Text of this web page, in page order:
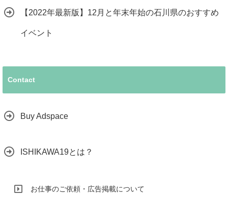
【2022年最新版】12月と年末年始の石川県のおすすめ
イベント
Contact
Buy Adspace
ISHIKAWA19とは？
お仕事のご依頼・広告掲載について